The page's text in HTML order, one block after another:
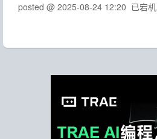
posted @ 2025-08-24 12:20 已宕机